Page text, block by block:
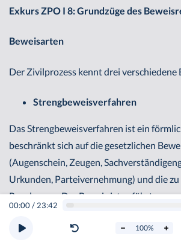
00:00/ 23:42
100%
Exkurs ZPO I 8: Grundzüge des
Beweisarten
Der Zivilprozess kennt drei verschiedene
Strengbeweisverfahren
Das Strengbeweisverfahren ist ein
beschränkt sich auf die gesetzlichen
(Augenschein, Zeugen,
Urkunden, Parteivernehmung) und die
Regelungen. Der Beweis ist geführt,
der Richtigkeit der streitigen
überzeugt
ist (§ 286 Abs. 1 ZPO).